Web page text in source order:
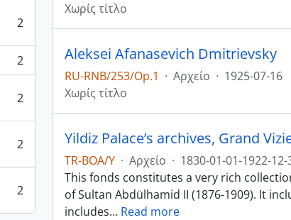
2
2
2
2
2
Χωρίς τίτλο
Aleksei Afanasevich Dmitrievsky
RU-RNB/253/Op.1 · Αρχείο · 1925-07-16
Χωρίς τίτλο
Yildiz Palace’s archives, Grand
TR-BOA/Y · Αρχείο · 1830-01-01-1922-12-
This fonds constitutes a very rich
of Sultan Abdülhamid II (1876-1909). It
includes… Read more